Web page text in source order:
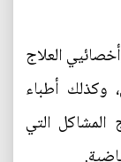
العلاج
وكذلك أطباء
التي